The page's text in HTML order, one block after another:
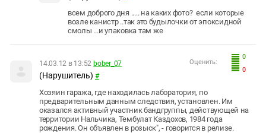
всем доброго дня ..... на каких фото? если которые
возле канистр ..так это будылочки от эпоксидной
смолы ...и упаковка там же
0
0
Оценить:
14.03.12 в 13:52 bober_07
(Нарушитель) #
Хозяин гаража, где находилась лаборатория, по
предварительным данным следствия, установлен. Им
оказался активный участник бандгруппы, действующей на
территории Нальчика, Тембулат Каздохов, 1984 года
рождения. Он объявлен в розыск", - говорится в релизе.